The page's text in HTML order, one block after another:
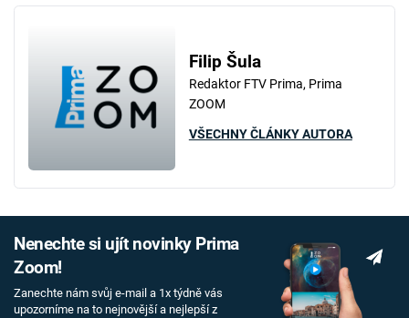
Filip Šula
Redaktor FTV Prima, Prima
ZOOM
VŠECHNY ČLÁNKY AUTORA
Nenechte si ujít novinky Prima
Zoom!
Zanechte nám svůj e-mail a 1x týdně vás
upozorníme na to nejnovější a nejlepší z